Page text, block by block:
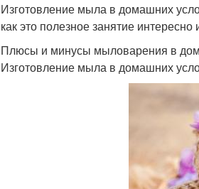
Изготовление мыла в домашних
как это полезное занятие
Плюсы и минусы мыловарения в
Изготовление мыла в домашних